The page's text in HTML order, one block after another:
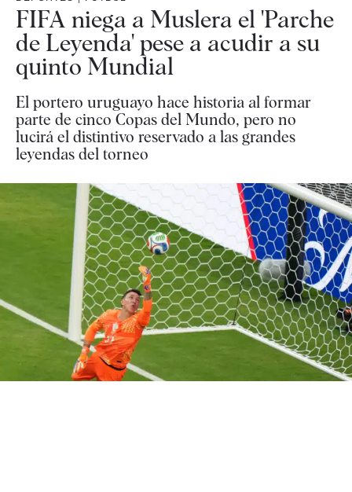
FIFA niega a Muslera el 'Parche
de Leyenda' pese a acudir a su
quinto Mundial
El portero uruguayo hace historia al formar
parte de cinco Copas del Mundo, pero no
lucirá el distintivo reservado a las grandes
leyendas del torneo